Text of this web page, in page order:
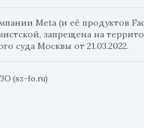
Meta (и её продуктов
запрещена на
суда Москвы от 21.03.2022.
(sz-fo.ru)